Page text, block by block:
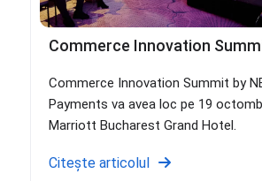
Commerce Innovation
Commerce Innovation Summit by
Payments va avea loc pe 19
Marriott Bucharest Grand Hotel.
Citește articolul